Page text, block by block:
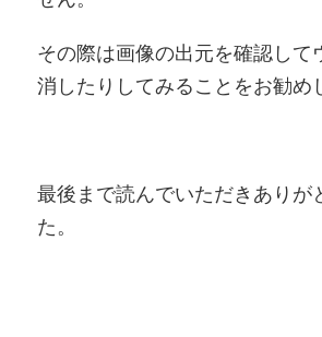
その際は画像の出元を確認して
消したりしてみることをお勧め
最後まで読んでいただきありが
た。